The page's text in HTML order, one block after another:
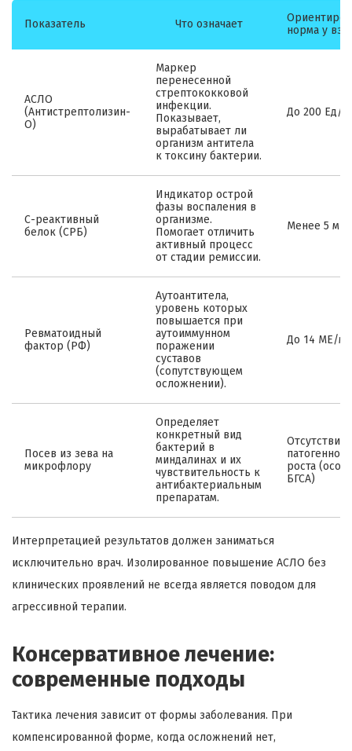
Показатель Что означает
норма у
АСЛО
(Антистрептолизин-
О)
Маркер
перенесенной
стрептококковой
инфекции.
Показывает,
вырабатывает ли
организм антитела
к токсину бактерии.
До 200 Ед/
С-реактивный
белок (СРБ)
Индикатор острой
фазы воспаления в
организме.
Помогает отличить
активный процесс
от стадии ремиссии.
Менее 5 мг/
Ревматоидный
фактор (РФ)
Аутоантитела,
уровень которых
повышается при
аутоиммунном
поражении
суставов
(сопутствующем
осложнении).
До 14 МЕ/мл
Посев из зева на
микрофлору
Определяет
конкретный вид
бактерий в
миндалинах и их
чувствительность к
антибактериальным
препаратам.
Отсутствие
патогенного
роста
БГСА)
Интерпретацией результатов должен заниматься
исключительно врач. Изолированное повышение АСЛО без
клинических проявлений не всегда является поводом для
агрессивной терапии.
Консервативное лечение:
современные подходы
Тактика лечения зависит от формы заболевания. При
компенсированной форме, когда осложнений нет,